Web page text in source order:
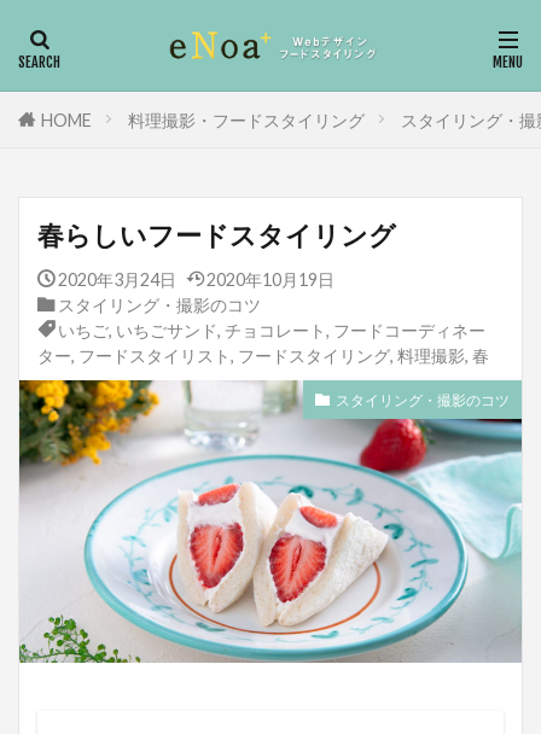
HOME 料理撮影・フードスタイリング スタイリング・
春らしいフードスタイリング
2020年3月24日
2020年10月19日
スタイリング・撮影のコツ
いちご, いちごサンド, チョコレート, フードコーディネー
ター, フードスタイリスト, フードスタイリング, 料理撮影, 春
スタイリング・撮影のコツ
フードコーディネーター
フードスタイリスト
タグ
Adobe 下味調理
動画編集
冷蔵庫の収納
冷蔵庫
冷凍庫
働き方改革 依頼
会社経営
仕事内容
下味冷凍
富士ホーロー
ワイヤーフレーム
レシピ本
ライフ
ヨーグルト
ヨシモトブック
ユーキャン
ミールキット
ポーリッシュポタリー
ポーランド
和牛
敬老の日
プレゼント選び
父の日 金額
資格